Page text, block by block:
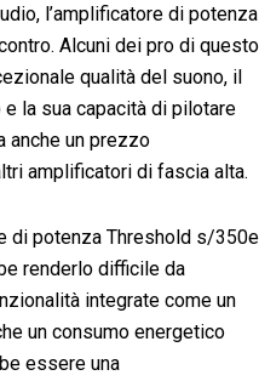
l’amplificatore di potenza
Alcuni dei pro di questo
qualità del suono, il
la sua capacità di pilotare
anche un prezzo
amplificatori di fascia alta.
di potenza Threshold s/350e
renderlo difficile da
integrate come un
un consumo energetico
essere una